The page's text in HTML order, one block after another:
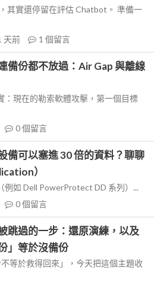
其實還停留在評估 Chatbot。 準備一
天前 1 個留言
備份都不放過：Air Gap 與離線
：現在的勒索軟體攻擊，第一個目標
0個留言
備可以塞進 30 倍的資料？聊聊
）
例如 Dell PowerProtect DD 系列）...
0個留言
跳過的一步：還原演練，以及
」等於沒備份
等於救得回來」，今天把這個主題收